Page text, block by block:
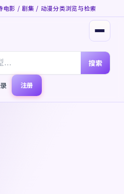
影 / 剧集 / 动漫分类浏览与检索
打开
搜索
注册